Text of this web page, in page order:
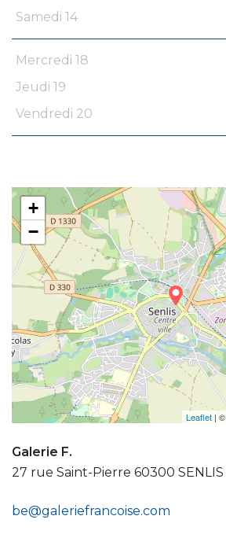
Samedi 14
Mercredi 18
Jeudi 19
Vendredi 20
+
−
Leaflet | ©
Galerie F.
27 rue Saint-Pierre 60300 SENLIS
be@galeriefrancoise.com